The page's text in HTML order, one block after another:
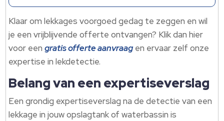
Klaar om lekkages voorgoed gedag te zeggen en wil
je een vrijblijvende offerte ontvangen? Klik dan hier
voor eengratis offerte aanvraagen ervaar zelf onze
expertise in lekdetectie.
Belang van een expertiseverslag
Een grondig expertiseverslag na de detectie van een
lekkage in jouw opslagtank of waterbassin is